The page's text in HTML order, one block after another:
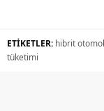
ETİKETLER: hibrit
tüketimi